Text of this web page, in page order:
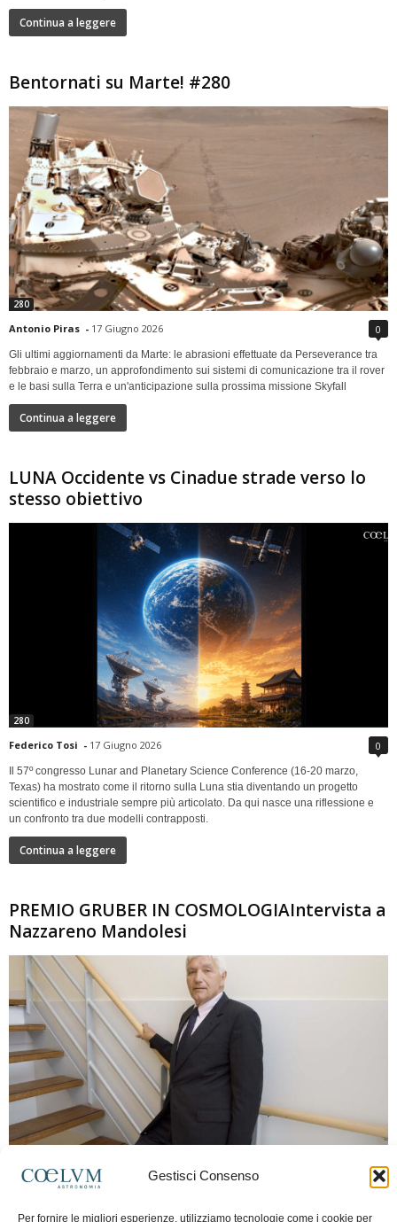
Gestisci Consenso
Per fornire le migliori esperienze, utilizziamo tecnologie come i cookie per
Continua a leggere
Bentornati su Marte! #280
280
Antonio Piras - 17 Giugno 2026 0
Gli ultimi aggiornamenti da Marte: le abrasioni effettuate da Perseverance tra
febbraio e marzo, un approfondimento sui sistemi di comunicazione tra il rover
e le basi sulla Terra e un'anticipazione sulla prossima missione Skyfall
Continua a leggere
LUNA Occidente vs Cinadue strade verso lo
stesso obiettivo
280
Federico Tosi - 17 Giugno 2026 0
Il 57º congresso Lunar and Planetary Science Conference (16-20 marzo,
Texas) ha mostrato come il ritorno sulla Luna stia diventando un progetto
scientifico e industriale sempre più articolato. Da qui nasce una riflessione e
un confronto tra due modelli contrapposti.
Continua a leggere
PREMIO GRUBER IN COSMOLOGIAIntervista a
Nazzareno Mandolesi
Frida Paolella - 16 Giugno 2026 0
spaziale europea e della missione Planck. Il dialogo ripercorre i principali